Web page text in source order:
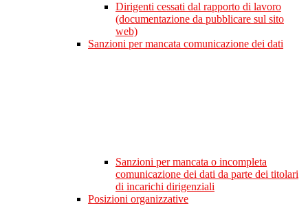
Dirigenti cessati dal rapporto di lavoro
(documentazione da pubblicare sul sito
web)
Sanzioni per mancata comunicazione dei dati
Sanzioni per mancata o incompleta
comunicazione dei dati da parte dei titolari
di incarichi dirigenziali
Posizioni organizzative